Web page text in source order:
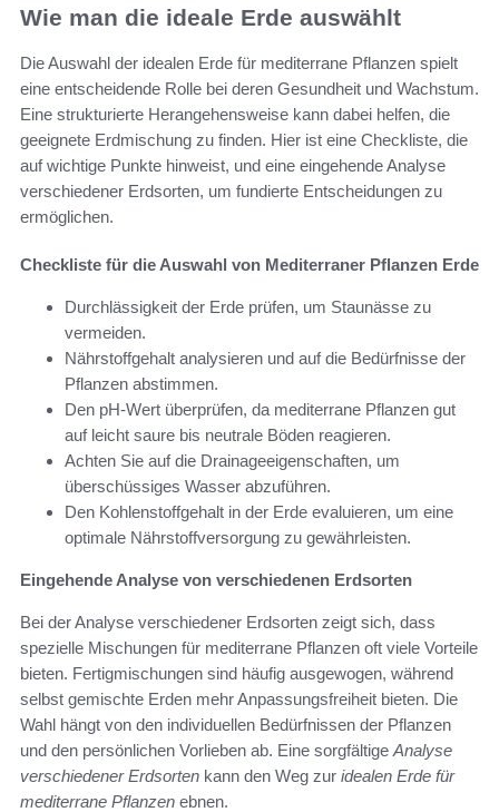
Wie man die ideale Erde auswählt
Die Auswahl der idealen Erde für mediterrane Pflanzen spielt
eine entscheidende Rolle bei deren Gesundheit und Wachstum.
Eine strukturierte Herangehensweise kann dabei helfen, die
geeignete Erdmischung zu finden. Hier ist eine Checkliste, die
auf wichtige Punkte hinweist, und eine eingehende Analyse
verschiedener Erdsorten, um fundierte Entscheidungen zu
ermöglichen.
Checkliste für die Auswahl von Mediterraner Pflanzen Erde
Durchlässigkeit der Erde prüfen, um Staunässe zu
vermeiden.
Nährstoffgehalt analysieren und auf die Bedürfnisse der
Pflanzen abstimmen.
Den pH-Wert überprüfen, da mediterrane Pflanzen gut
auf leicht saure bis neutrale Böden reagieren.
Achten Sie auf die Drainageeigenschaften, um
überschüssiges Wasser abzuführen.
Den Kohlenstoffgehalt in der Erde evaluieren, um eine
optimale Nährstoffversorgung zu gewährleisten.
Eingehende Analyse von verschiedenen Erdsorten
Bei der Analyse verschiedener Erdsorten zeigt sich, dass
spezielle Mischungen für mediterrane Pflanzen oft viele Vorteile
bieten. Fertigmischungen sind häufig ausgewogen, während
selbst gemischte Erden mehr Anpassungsfreiheit bieten. Die
Wahl hängt von den individuellen Bedürfnissen der Pflanzen
und den persönlichen Vorlieben ab. Eine sorgfältige Analyse
verschiedener Erdsorten kann den Weg zur idealen Erde für
mediterrane Pflanzen ebnen.